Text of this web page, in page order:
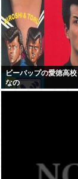
ビーバップの愛徳高
なの